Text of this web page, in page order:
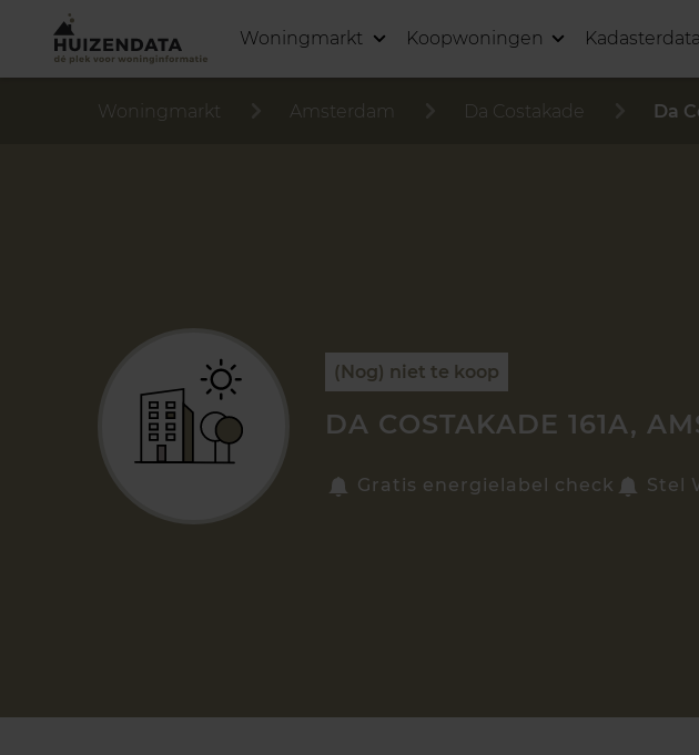
Woningmarkt Koopwoningen Kadasterdata
Woningmarkt Amsterdam Da Costakade Da
(Nog) niet te koop
DA COSTAKADE 161A,
Gratis energielabel check Stel